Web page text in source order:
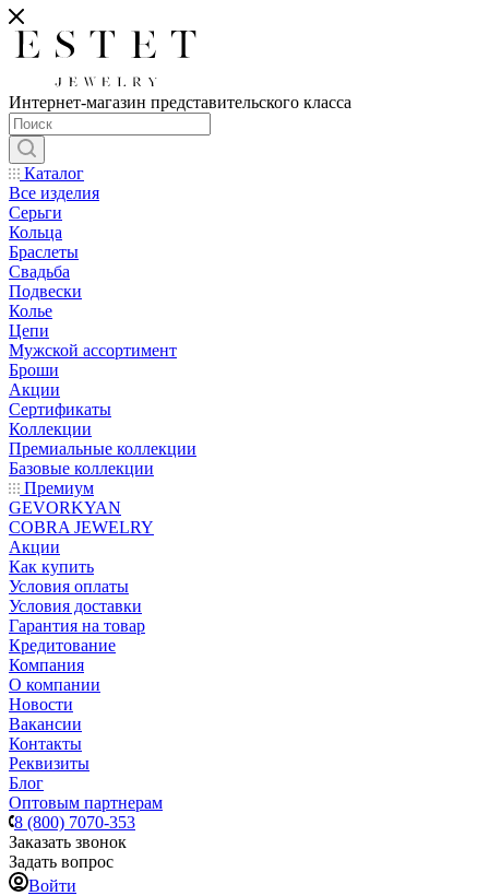
Интернет-магазин представительского класса
Каталог
Все изделия
Серьги
Кольца
Браслеты
Свадьба
Подвески
Колье
Цепи
Мужской ассортимент
Броши
Акции
Сертификаты
Коллекции
Премиальные коллекции
Базовые коллекции
Премиум
GEVORKYAN
COBRA JEWELRY
Акции
Как купить
Условия оплаты
Условия доставки
Гарантия на товар
Кредитование
Компания
О компании
Новости
Вакансии
Контакты
Реквизиты
Блог
Оптовым партнерам
8 (800) 7070-353
Заказать звонок
Задать вопрос
Войти